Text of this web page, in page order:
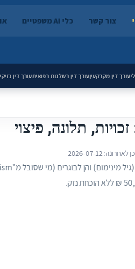
צור קשר כלי AI משפטיים
עורך דין מקרקעיןעורך דין רשלנות רפואיתעורך דין
תלונה, פיצוי
לאחרונה:2026-07-12